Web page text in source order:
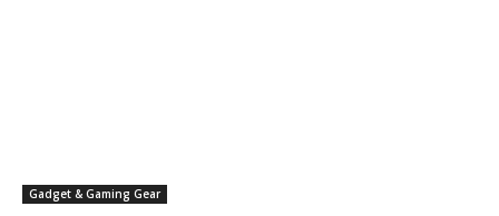
Gadget & Gaming Gear